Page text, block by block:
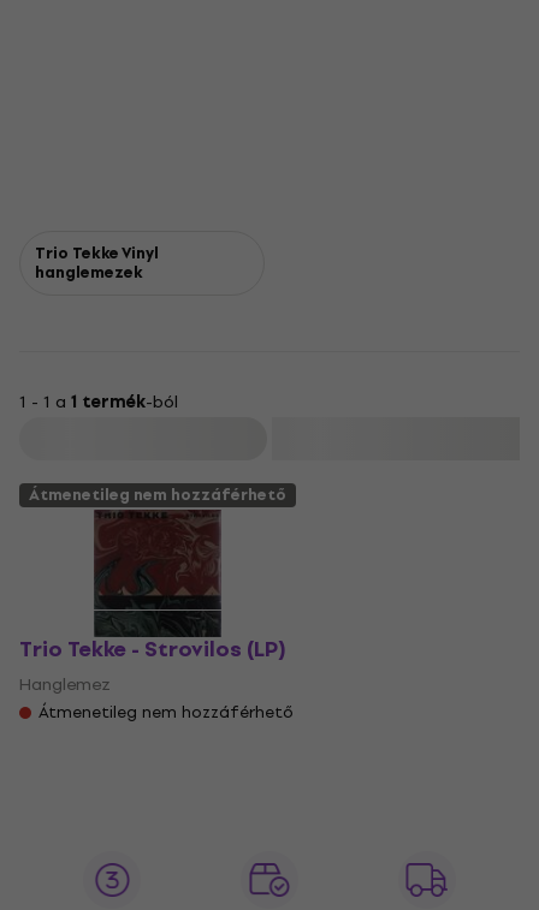
Trio Tekke Vinyl
hanglemezek
1 - 1 a 1 termék-ból
Átmenetileg nem hozzáférhető
Trio Tekke - Strovilos (LP)
Hanglemez
Átmenetileg nem hozzáférhető